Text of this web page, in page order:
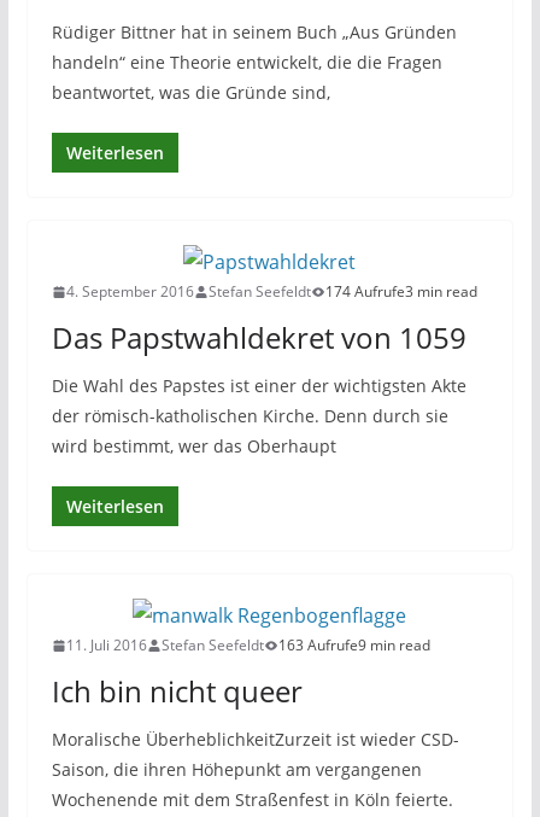
Rüdiger Bittner hat in seinem Buch „Aus Gründen
handeln“ eine Theorie entwickelt, die die Fragen
beantwortet, was die Gründe sind,
Weiterlesen
4. September 2016 Stefan Seefeldt 174 Aufrufe3 min read
Das Papstwahldekret von 1059
Die Wahl des Papstes ist einer der wichtigsten Akte
der römisch-katholischen Kirche. Denn durch sie
wird bestimmt, wer das Oberhaupt
Weiterlesen
11. Juli 2016 Stefan Seefeldt 163 Aufrufe9 min read
Ich bin nicht queer
Moralische ÜberheblichkeitZurzeit ist wieder CSD-
Saison, die ihren Höhepunkt am vergangenen
Wochenende mit dem Straßenfest in Köln feierte.